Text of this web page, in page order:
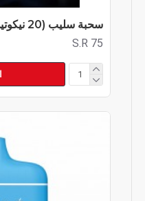
سحبة سليب (20 نيكوتين)
S.R 75